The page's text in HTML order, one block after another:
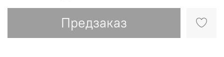
Предзаказ